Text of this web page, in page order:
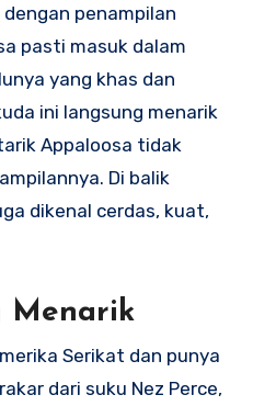
dengan penampilan
pasti masuk dalam
yang khas dan
ini langsung menarik
Appaloosa tidak
Di balik
dikenal cerdas, kuat,
Menarik
Serikat dan punya
dari suku Nez Perce,